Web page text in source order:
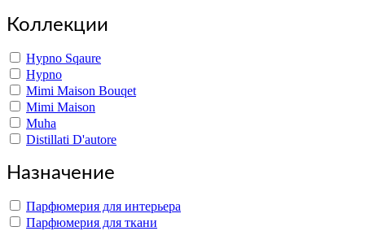
Коллекции
Hypno Sqaure
Hypno
Mimi Maison Bouqet
Mimi Maison
Muha
Distillati D'autore
Назначение
Парфюмерия для интерьера
Парфюмерия для ткани